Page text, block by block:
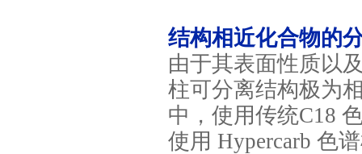
结构相近化合物的
由于其表面性质以
柱可分离结构极为
中，使用传统C18
使用 Hypercarb 色